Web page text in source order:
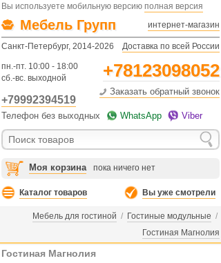
Вы используете мобильную версию полная версия
Мебель Групп интернет-магазин
Санкт-Петербург, 2014-2026 Доставка по всей России
пн.-пт. 10:00 - 18:00
сб.-вс. выходной
+78123098052
+79992394519
Заказать обратный звонок
Телефон без выходных WhatsApp Viber
Моя корзина пока ничего нет
Каталог товаров Вы уже смотрели
Мебель для гостиной / Гостиные модульные /
Гостиная Магнолия
Гостиная Магнолия